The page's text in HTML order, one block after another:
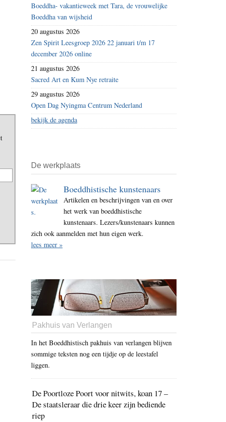
Boeddha- vakantieweek met Tara, de vrouwelijke
Boeddha van wijsheid
20 augustus 2026
Zen Spirit Leesgroep 2026 22 januari t/m 17
december 2026 online
21 augustus 2026
Sacred Art en Kum Nye retraite
29 augustus 2026
Open Dag Nyingma Centrum Nederland
bekijk de agenda
De werkplaats
Boeddhistische kunstenaars
Artikelen en beschrijvingen van en over
het werk van boeddhistische
kunstenaars. Lezers/kunstenaars kunnen
zich ook aanmelden met hun eigen werk.
lees meer »
Pakhuis van Verlangen
In het Boeddhistisch pakhuis van verlangen blijven
sommige teksten nog een tijdje op de leestafel
liggen.
De Poortloze Poort voor nitwits, koan 17 –
De staatsleraar die drie keer zijn bediende
riep